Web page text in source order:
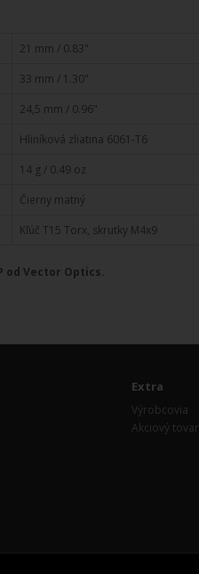
21 mm / 0.83"
33 mm / 1.30"
24,5 mm / 0.96"
Hliníková zliatina 6061-T6
14 g / 0.49 oz
Čierny matný
Kľúč T15 Torx, skrutky M4x9
od Vector Optics.
Extra
Výrobcovia
Akciový tovar